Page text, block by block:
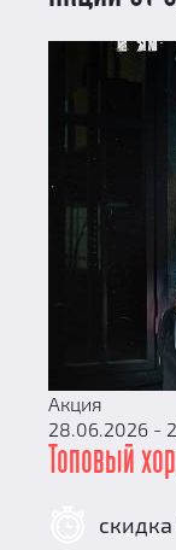
Акция
28.06.2026 -
Топовый